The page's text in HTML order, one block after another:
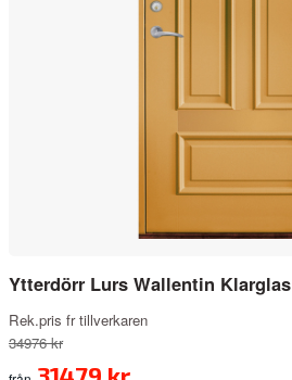
Ytterdörr Lurs Wallentin Klarglas
Rek.pris fr tillverkaren
34976 kr